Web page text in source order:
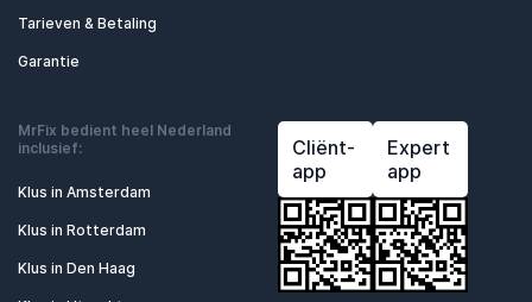
Tarieven & Betaling
Garantie
MrFix bedient heel Nederland
inclusief:
Klus in Amsterdam
Klus in Rotterdam
Klus in Den Haag
Cliënt-
app
Expert
app